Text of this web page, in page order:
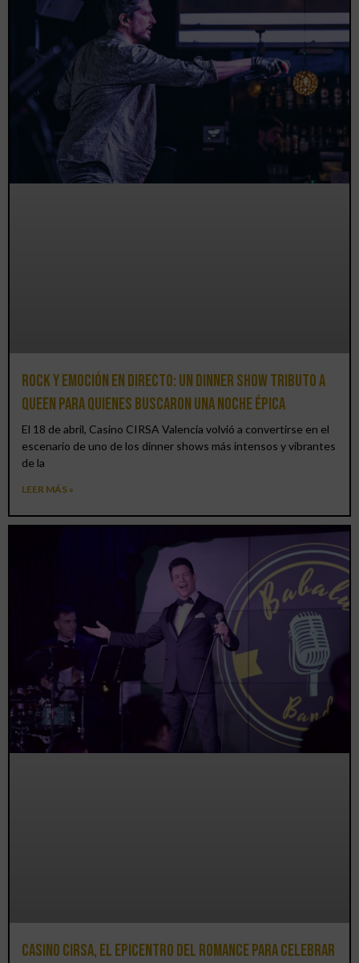
Rock y emoción en directo: un Dinner Show Tributo a
Queen para quienes buscaron una noche épica
El 18 de abril, Casino CIRSA Valencia volvió a convertirse en el
escenario de uno de los dinner shows más intensos y vibrantes
de la
LEER MÁS »
Casino CIRSA, el epicentro del romance para celebrar